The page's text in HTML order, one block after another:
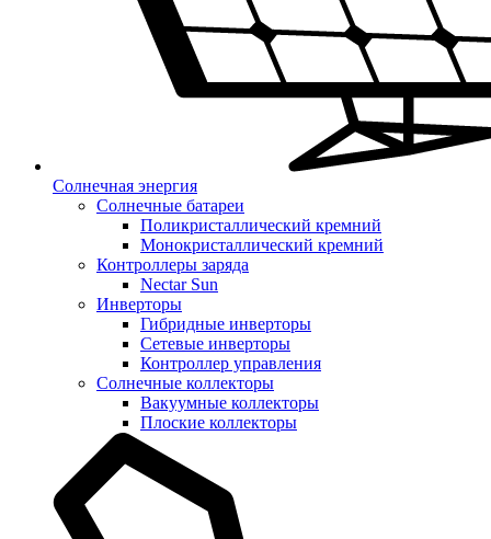
Солнечная энергия
Солнечные батареи
Поликристаллический кремний
Монокристаллический кремний
Контроллеры заряда
Nectar Sun
Инверторы
Гибридные инверторы
Сетевые инверторы
Контроллер управления
Солнечные коллекторы
Вакуумные коллекторы
Плоские коллекторы